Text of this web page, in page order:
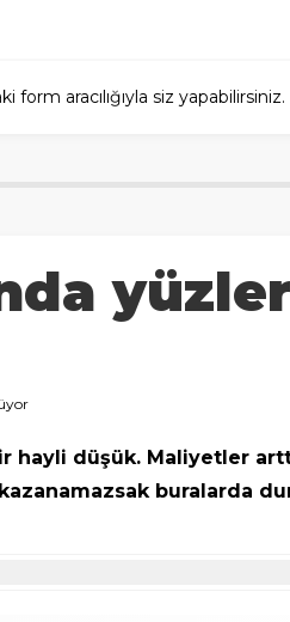
aracılığıyla siz yapabilirsiniz.
yüzler
hayli düşük. Maliyetler
buralarda